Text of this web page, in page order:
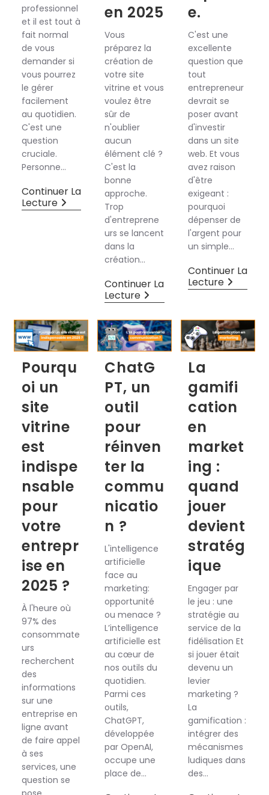
professionnel
et il est tout à
fait normal
de vous
demander si
vous pourrez
le gérer
facilement
au quotidien.
C'est une
question
cruciale.
Personne…
Continuer La
Lecture
en 2025
Vous
préparez la
création de
votre site
vitrine et vous
voulez être
sûr de
n'oublier
aucun
élément clé ?
C'est la
bonne
approche.
Trop
d'entreprene
urs se lancent
dans la
création…
Continuer La
Lecture
e.
C'est une
excellente
question que
tout
entrepreneur
devrait se
poser avant
d'investir
dans un site
web. Et vous
avez raison
d'être
exigeant :
pourquoi
dépenser de
l'argent pour
un simple…
Continuer La
Lecture
Pourqu
oi un
site
vitrine
est
indispe
nsable
pour
votre
entrepr
ise en
2025 ?
À l'heure où
97% des
consommate
urs
recherchent
des
informations
sur une
entreprise en
ligne avant
de faire appel
à ses
services, une
question se
ChatG
PT, un
outil
pour
réinven
ter la
commu
nicatio
n ?
L'intelligence
artificielle
face au
marketing:
opportunité
ou menace ?
L’intelligence
artificielle est
au cœur de
nos outils du
quotidien.
Parmi ces
outils,
ChatGPT,
développée
par OpenAI,
occupe une
place de…
La
gamifi
cation
en
market
ing :
quand
jouer
devient
stratég
ique
Engager par
le jeu : une
stratégie au
service de la
fidélisation Et
si jouer était
devenu un
levier
marketing ?
La
gamification :
intégrer des
mécanismes
ludiques dans
des…